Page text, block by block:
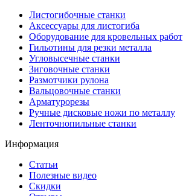
Листогибочные станки
Аксессуары для листогиба
Оборудование для кровельных работ
Гильотины для резки металла
Угловысечные станки
Зиговочные станки
Размотчики рулона
Вальцовочные станки
Арматурорезы
Ручные дисковые ножи по металлу
Ленточнопильные станки
Информация
Статьи
Полезные видео
Скидки